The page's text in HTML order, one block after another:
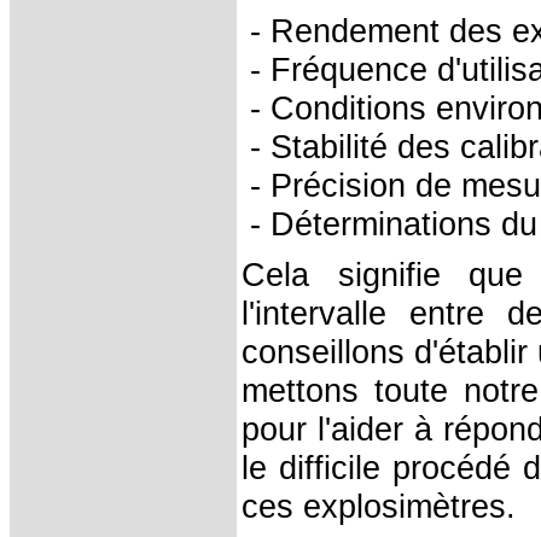
- Rendement des
- Fréquence
- Conditions
- Stabilité des
- Précision de
- Déterminations
Cela signifie
l'intervalle entre
conseillons
mettons toute
pour l'aider à
le difficile procédé
ces explosimètres.